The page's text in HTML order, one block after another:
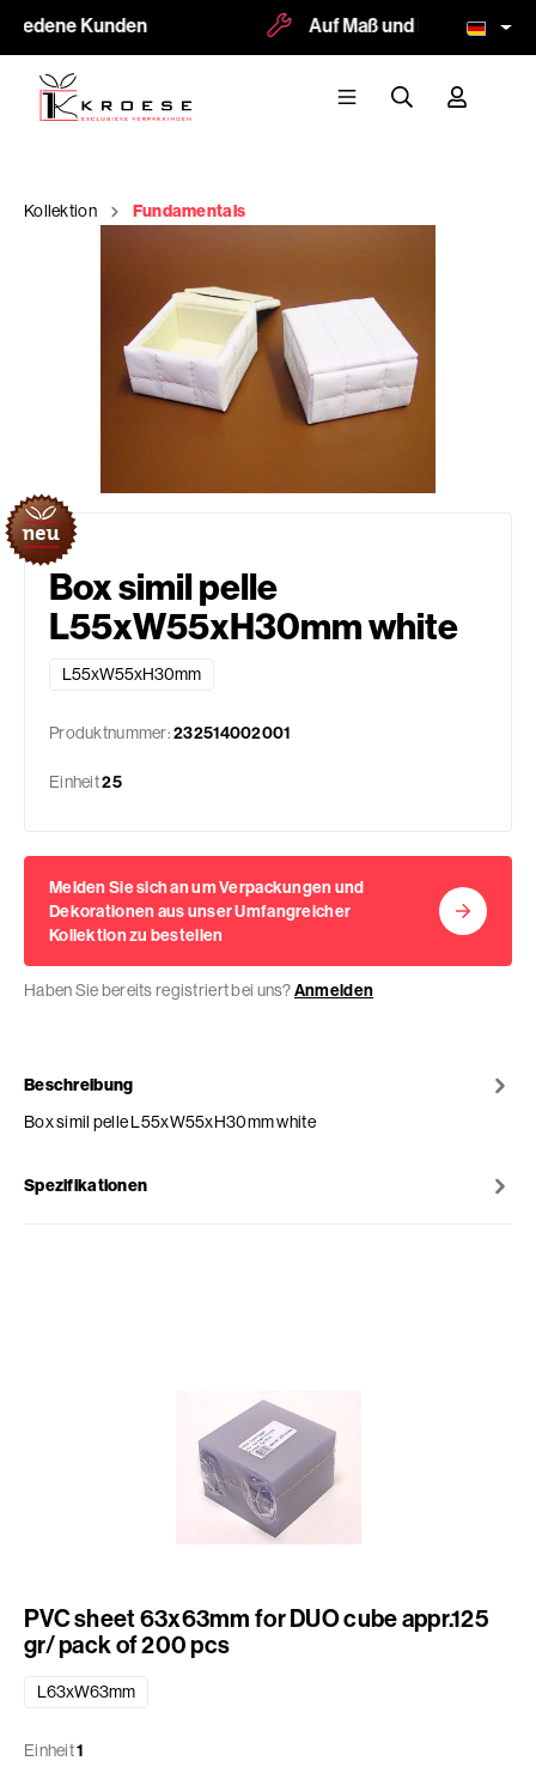
Kunden Auf Maß und Logodruck
Kollektion Fundamentals
Box simil pelle
L55xW55xH30mm white
L55xW55xH30mm
Produktnummer:232514002001
Einheit25
Melden Sie sich an um Verpackungen und
Dekorationen aus unser Umfangreicher
Kollektion zu bestellen
Haben Sie bereits registriert bei uns?Anmelden
Beschreibung
Box simil pelle L55xW55xH30mm white
Spezifikationen
PVC sheet 63x63mm for DUO cube appr.125
gr/ pack of 200 pcs
L63xW63mm
Einheit1